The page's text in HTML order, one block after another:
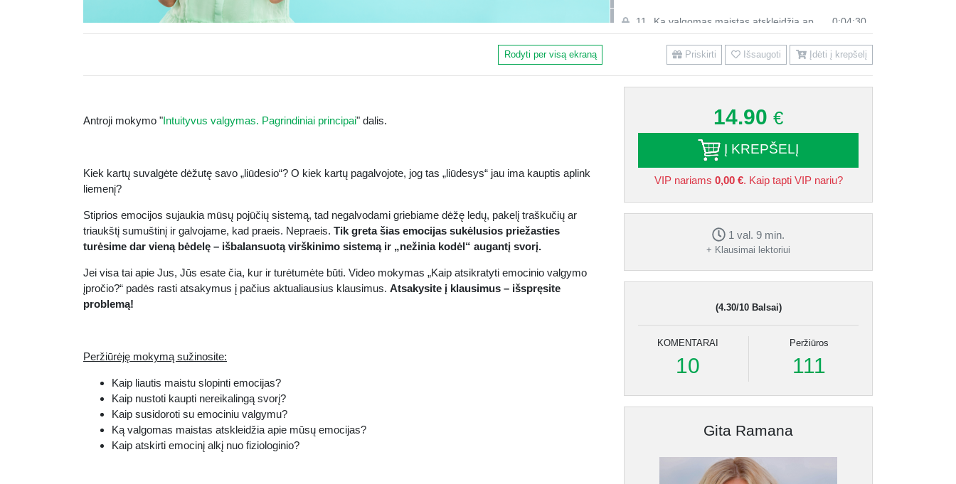
11. Ką valgomas maistas atskleidžia apie mūsų emocijas? 0:04:30
Efektyvesni būdai susitvarkyti su neigiamomis emocijomis, nei valgymas 0:00:10
13. Kaip sumažinti emocinio valgymo poreikį? 0:11:48
15. Kaip atskirti emocinį ir fiziologinį alkį? 0:00:10
Emocinio ir fiziologinio alkio požymiai
Į kokius klausimus sau atsakyti prieš pradedant valgyti? 0:03:06
18. Namų darbai „Emocinio valgymo dienoraštis“ 0:04:04
Apibendrinimas
Rodyti per visą ekraną Priskirti Išsaugoti Įdėti į krepšelį
Antroji mokymo "Intuityvus valgymas. Pagrindiniai principai" dalis.
Kiek kartų suvalgėte dėžutę savo „liūdesio“? O kiek kartų pagalvojote, jog tas „liūdesys“ jau ima kauptis aplink
liemenį?
Stiprios emocijos sujaukia mūsų pojūčių sistemą, tad negalvodami griebiame dėžę ledų, pakelį traškučių ar
triaukštį sumuštinį ir galvojame, kad praeis. Nepraeis. Tik greta šias emocijas sukėlusios priežasties
turėsime dar vieną bėdelę – išbalansuotą virškinimo sistemą ir „nežinia kodėl“ augantį svorį.
Jei visa tai apie Jus, Jūs esate čia, kur ir turėtumėte būti. Video mokymas „Kaip atsikratyti emocinio valgymo
įpročio?“ padės rasti atsakymus į pačius aktualiausius klausimus. Atsakysite į klausimus – išspręsite
problemą!
Peržiūrėję mokymą sužinosite:
Kaip liautis maistu slopinti emocijas?
Kaip nustoti kaupti nereikalingą svorį?
Kaip susidoroti su emociniu valgymu?
Ką valgomas maistas atskleidžia apie mūsų emocijas?
Kaip atskirti emocinį alkį nuo fiziologinio?
14.90 €
Į KREPŠELĮ
VIP nariams 0,00 €. Kaip tapti VIP nariu?
1 val. 9 min.
+ Klausimai lektoriui
(4.30/10 Balsai)
KOMENTARAI
10
Peržiūros
111
Gita Ramana